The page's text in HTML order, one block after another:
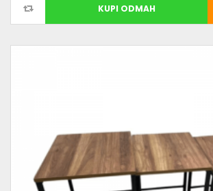
KUPI ODMAH